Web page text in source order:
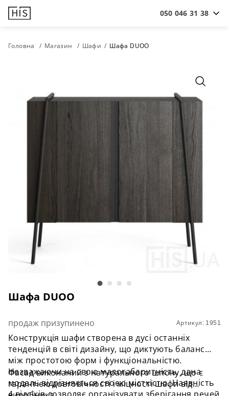
050 046 31 38
Головна Магазин Шафи Шафа DUOO
Шафа DUOO
Артикул: 1951
продаж призупинено
Конструкція шафи створена в дусі останніх
тенденцій в світі дизайну, що диктують баланс
між простотою форм і функціональністю.
Незважаючи на свою малогабаритність, дана
модель відрізняється своєю місткістю. Наявність
Фасад виконаний з натурального шпону, що є
гарантією довговічності і міцності шафи від